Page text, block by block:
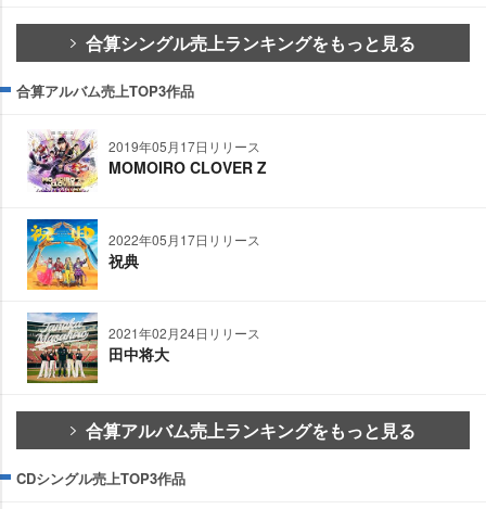
合算シングル売上ランキングをもっと見る
合算アルバム売上TOP3作品
2019年05月17日リリース
MOMOIRO CLOVER Z
2022年05月17日リリース
祝典
2021年02月24日リリース
田中将大
合算アルバム売上ランキングをもっと見る
CDシングル売上TOP3作品